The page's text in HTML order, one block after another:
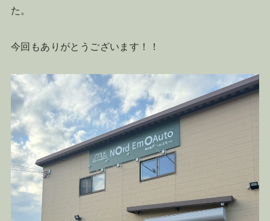
た。
今回もありがとうございます！！